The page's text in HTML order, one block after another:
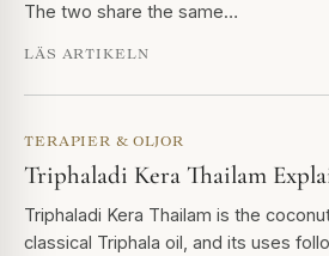
The two share the same…
LÄS ARTIKELN
TERAPIER & OLJOR
Triphaladi Kera Thailam
Triphaladi Kera Thailam is the
classical Triphala oil, and its uses